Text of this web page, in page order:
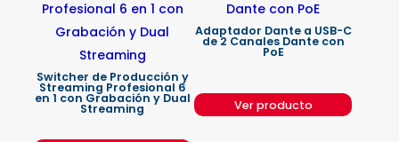
Switcher de Producción y
Streaming Profesional 6
en 1 con Grabación y Dual
Streaming
Adaptador Dante a USB-C
de 2 Canales Dante con
PoE
Ver producto